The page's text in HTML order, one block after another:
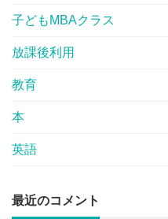
子どもMBAクラス
放課後利用
教育
本
英語
最近のコメント